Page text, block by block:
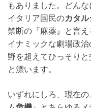
もありました。どん
イタリア国民のカタル
禁断の『麻薬』と言
イナミックな劇場政
野を超えてひっそり
と漂います。
いずれにしろ、現在